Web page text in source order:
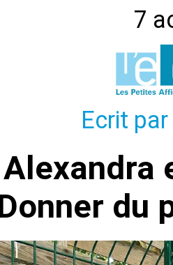
7
Ecrit
du